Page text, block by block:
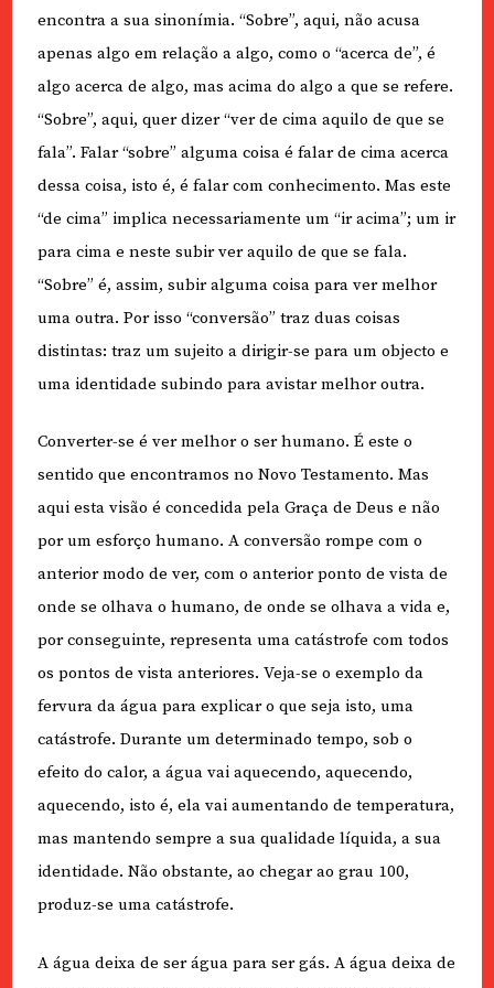
encontra a sua sinonímia. “Sobre”, aqui, não acusa
apenas algo em relação a algo, como o “acerca de”, é
algo acerca de algo, mas acima do algo a que se refere.
“Sobre”, aqui, quer dizer “ver de cima aquilo de que se
fala”. Falar “sobre” alguma coisa é falar de cima acerca
dessa coisa, isto é, é falar com conhecimento. Mas este
“de cima” implica necessariamente um “ir acima”; um ir
para cima e neste subir ver aquilo de que se fala.
“Sobre” é, assim, subir alguma coisa para ver melhor
uma outra. Por isso “conversão” traz duas coisas
distintas: traz um sujeito a dirigir-se para um objecto e
uma identidade subindo para avistar melhor outra.
Converter-se é ver melhor o ser humano. É este o
sentido que encontramos no Novo Testamento. Mas
aqui esta visão é concedida pela Graça de Deus e não
por um esforço humano. A conversão rompe com o
anterior modo de ver, com o anterior ponto de vista de
onde se olhava o humano, de onde se olhava a vida e,
por conseguinte, representa uma catástrofe com todos
os pontos de vista anteriores. Veja-se o exemplo da
fervura da água para explicar o que seja isto, uma
catástrofe. Durante um determinado tempo, sob o
efeito do calor, a água vai aquecendo, aquecendo,
aquecendo, isto é, ela vai aumentando de temperatura,
mas mantendo sempre a sua qualidade líquida, a sua
identidade. Não obstante, ao chegar ao grau 100,
produz-se uma catástrofe.
A água deixa de ser água para ser gás. A água deixa de